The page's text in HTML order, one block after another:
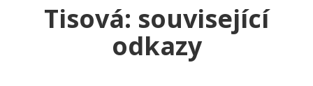
Tisová: související
odkazy